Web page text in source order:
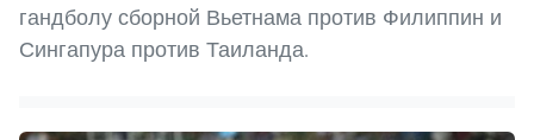
гандболу сборной Вьетнама против Филиппин и
Сингапура против Таиланда.